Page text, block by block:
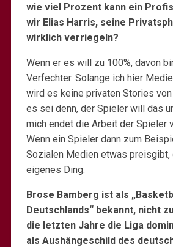
wie viel Prozent kann ein
wir Elias Harris, seine
wirklich verriegeln?
Wenn er es will zu 100%, davon
Verfechter. Solange ich hier
wird es keine privaten Stories
es sei denn, der Spieler will das
mich endet die Arbeit der Spieler
Wenn ein Spieler dann zum
Sozialen Medien etwas preisgibt,
eigenes Ding.
Brose Bamberg ist als
Deutschlands“ bekannt, nicht
die letzten Jahre die Liga
als Aushängeschild des